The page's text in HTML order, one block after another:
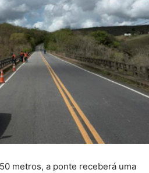
metros, a ponte receberá uma